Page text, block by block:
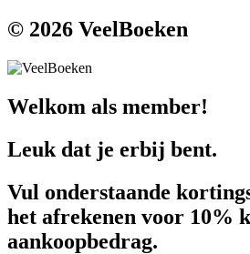
© 2026 VeelBoeken
Welkom als member!
Leuk dat je erbij bent.
Vul onderstaande
het afrekenen voor 10%
aankoopbedrag.